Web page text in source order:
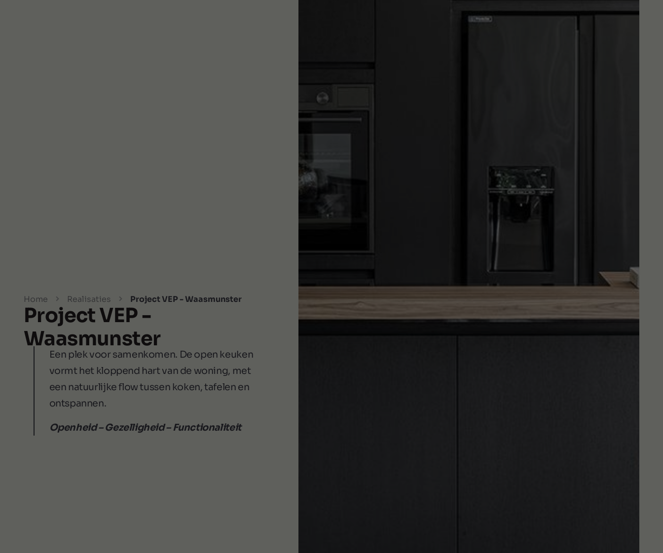
Home Realisaties Project VEP - Waasmunster
Project VEP -
Waasmunster
Een plek voor samenkomen. De open keuken
vormt het kloppend hart van de woning, met
een natuurlijke flow tussen koken, tafelen en
ontspannen.
Openheid – Gezelligheid – Functionaliteit